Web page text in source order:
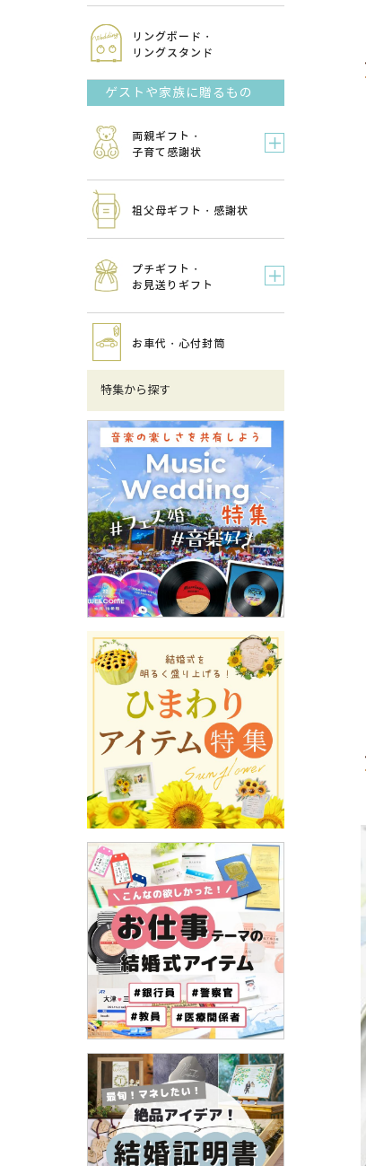
リングボード・
リングスタンド
ゲストや家族に贈るもの
両親ギフト・
子育て感謝状
祖父母ギフト・感謝状
プチギフト・
お見送りギフト
お車代・心付封筒
特集から探す